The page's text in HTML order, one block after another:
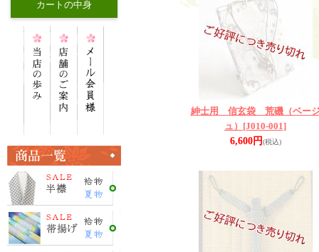
カートの中身
紳士用 信玄袋 荒磯（ベー
ュ） [J010-001]
6,600円(税込)